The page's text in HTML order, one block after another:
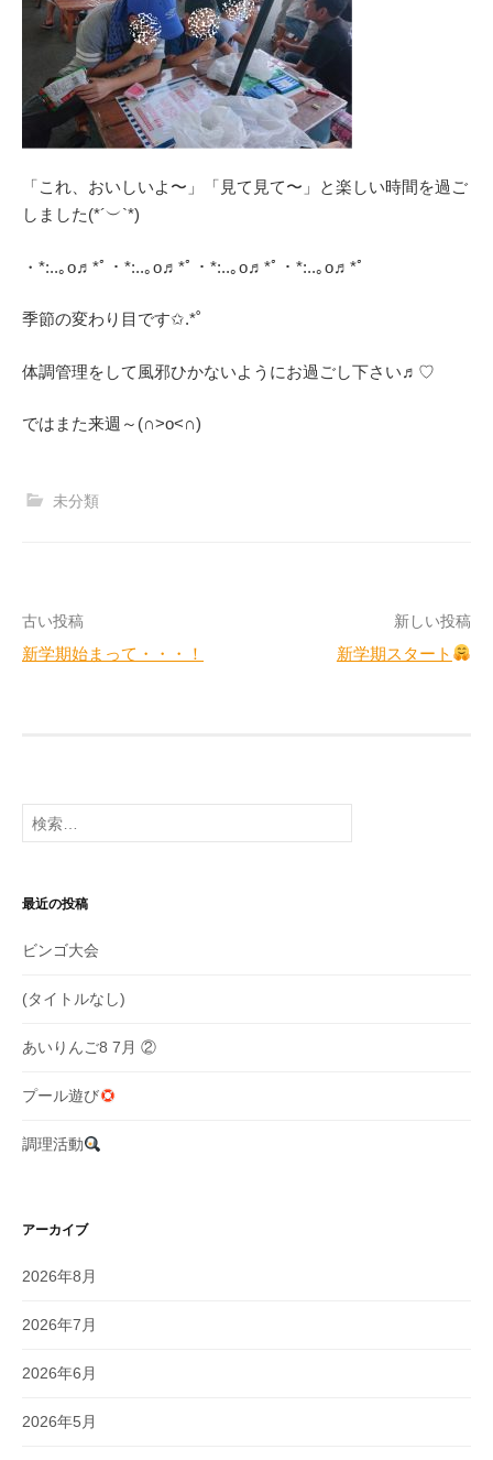
「これ、おいしいよ〜」「見て見て〜」と楽しい時間を過ご
しました(*´︶`*)
・*:..｡o♬*ﾟ・*:..｡o♬*ﾟ・*:..｡o♬*ﾟ・*:..｡o♬*ﾟ
季節の変わり目です✩.*˚
体調管理をして風邪ひかないようにお過ごし下さい♬︎♡
ではまた来週～(∩˃o˂∩)
未分類
投
稿
ー
ョ
ン
古い投稿
新学期始まって・・・！
新しい投稿
新学期スタート
検
索:
最近の投稿
ビンゴ大会
(タイトルなし)
あいりんご8 7月 ②
プール遊び
調理活動
アーカイブ
2026年8月
2026年7月
2026年6月
2026年5月